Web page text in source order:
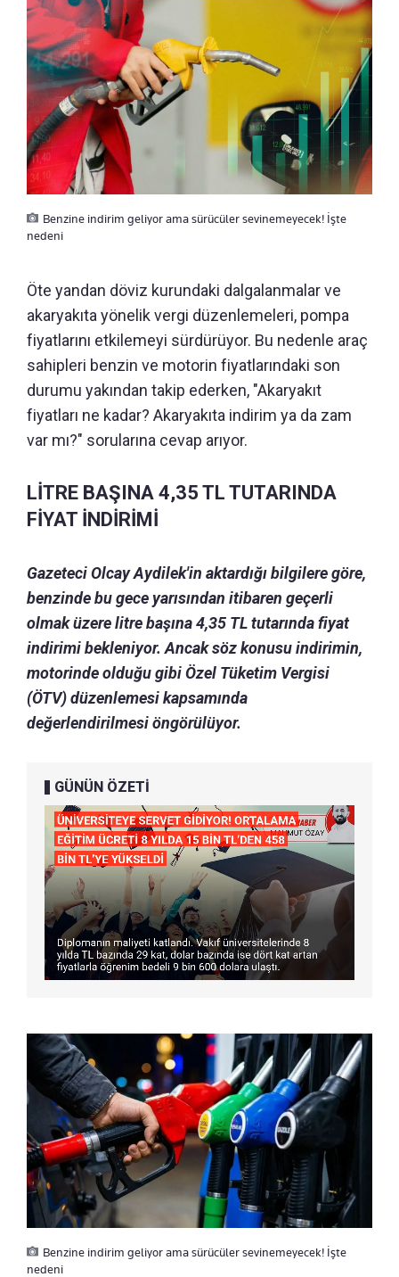
Benzine indirim geliyor ama sürücüler sevinemeyecek! İşte
nedeni
Öte yandan döviz kurundaki dalgalanmalar ve
akaryakıta yönelik vergi düzenlemeleri, pompa
fiyatlarını etkilemeyi sürdürüyor. Bu nedenle araç
sahipleri benzin ve motorin fiyatlarındaki son
durumu yakından takip ederken, "Akaryakıt
fiyatları ne kadar? Akaryakıta indirim ya da zam
var mı?" sorularına cevap arıyor.
LİTRE BAŞINA 4,35 TL TUTARINDA
FİYAT İNDİRİMİ
Gazeteci Olcay Aydilek'in aktardığı bilgilere göre,
benzinde bu gece yarısından itibaren geçerli
olmak üzere litre başına 4,35 TL tutarında fiyat
indirimi bekleniyor. Ancak söz konusu indirimin,
motorinde olduğu gibi Özel Tüketim Vergisi
(ÖTV) düzenlemesi kapsamında
değerlendirilmesi öngörülüyor.
GÜNÜN ÖZETİ
Benzine indirim geliyor ama sürücüler sevinemeyecek! İşte
nedeni